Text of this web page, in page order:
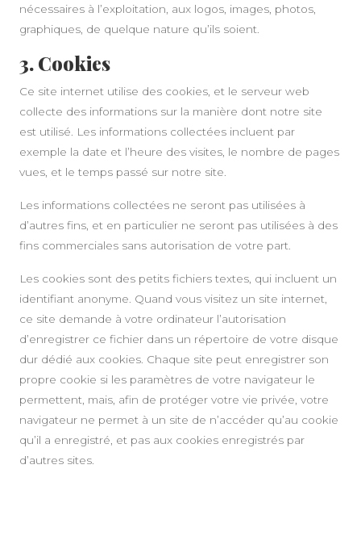
nécessaires à l’exploitation, aux logos, images, photos,
graphiques, de quelque nature qu’ils soient.
3. Cookies
Ce site internet utilise des cookies, et le serveur web
collecte des informations sur la manière dont notre site
est utilisé. Les informations collectées incluent par
exemple la date et l’heure des visites, le nombre de pages
vues, et le temps passé sur notre site.
Les informations collectées ne seront pas utilisées à
d’autres fins, et en particulier ne seront pas utilisées à des
fins commerciales sans autorisation de votre part.
Les cookies sont des petits fichiers textes, qui incluent un
identifiant anonyme. Quand vous visitez un site internet,
ce site demande à votre ordinateur l’autorisation
d’enregistrer ce fichier dans un répertoire de votre disque
dur dédié aux cookies. Chaque site peut enregistrer son
propre cookie si les paramètres de votre navigateur le
permettent, mais, afin de protéger votre vie privée, votre
navigateur ne permet à un site de n’accéder qu’au cookie
qu’il a enregistré, et pas aux cookies enregistrés par
d’autres sites.